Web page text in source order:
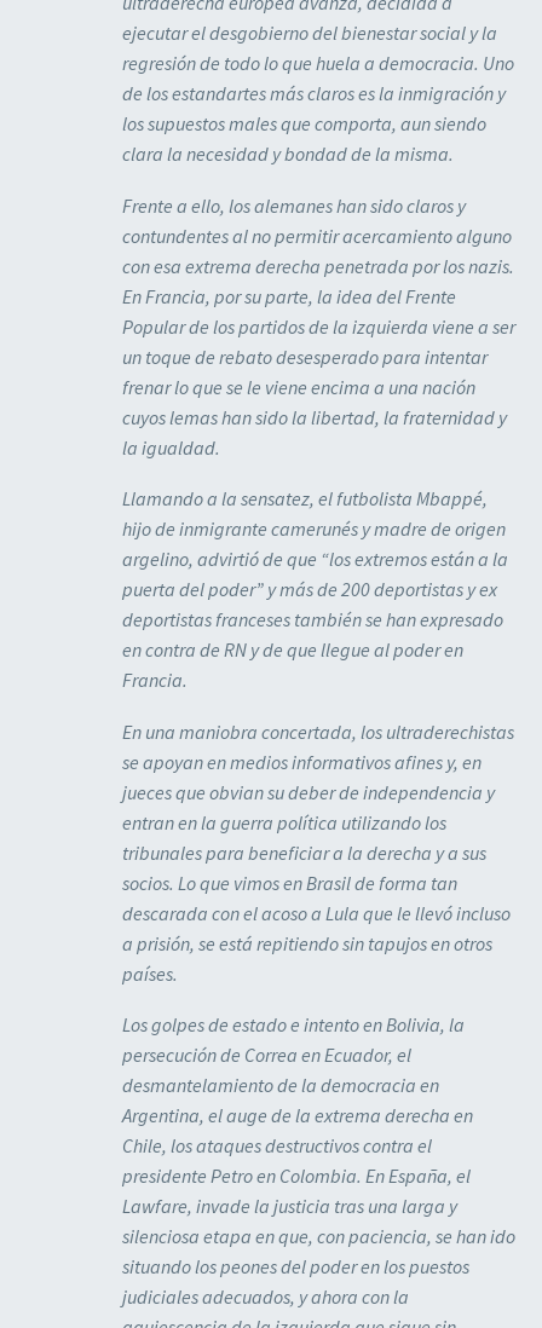
ejecutar el desgobierno del bienestar social y la
regresión de todo lo que huela a democracia. Uno
de los estandartes más claros es la inmigración y
los supuestos males que comporta, aun siendo
clara la necesidad y bondad de la misma.
Frente a ello, los alemanes han sido claros y
contundentes al no permitir acercamiento alguno
con esa extrema derecha penetrada por los nazis.
En Francia, por su parte, la idea del Frente
Popular de los partidos de la izquierda viene a ser
un toque de rebato desesperado para intentar
frenar lo que se le viene encima a una nación
cuyos lemas han sido la libertad, la fraternidad y
la igualdad.
Llamando a la sensatez, el futbolista Mbappé,
hijo de inmigrante camerunés y madre de origen
argelino, advirtió de que “los extremos están a la
puerta del poder” y más de 200 deportistas y ex
deportistas franceses también se han expresado
en contra de RN y de que llegue al poder en
Francia.
En una maniobra concertada, los ultraderechistas
se apoyan en medios informativos afines y, en
jueces que obvian su deber de independencia y
entran en la guerra política utilizando los
tribunales para beneficiar a la derecha y a sus
socios. Lo que vimos en Brasil de forma tan
descarada con el acoso a Lula que le llevó incluso
a prisión, se está repitiendo sin tapujos en otros
países.
Los golpes de estado e intento en Bolivia, la
persecución de Correa en Ecuador, el
desmantelamiento de la democracia en
Argentina, el auge de la extrema derecha en
Chile, los ataques destructivos contra el
presidente Petro en Colombia. En España, el
Lawfare, invade la justicia tras una larga y
silenciosa etapa en que, con paciencia, se han ido
situando los peones del poder en los puestos
judiciales adecuados, y ahora con la